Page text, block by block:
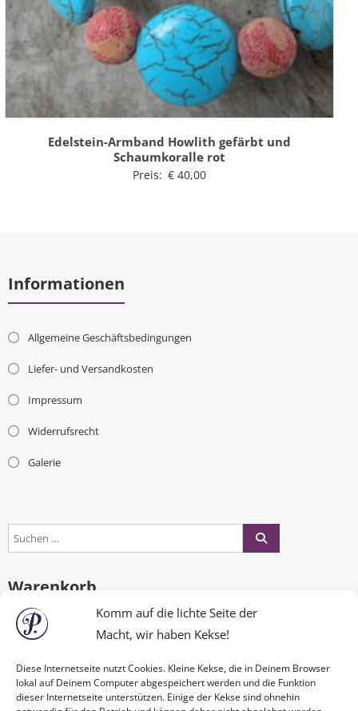
Komm auf die lichte Seite der
Macht, wir haben Kekse!
Diese Internetseite nutzt Cookies. Kleine Kekse, die in Deinem Browser
lokal auf Deinem Computer abgespeichert werden und die Funktion
dieser Internetseite unterstützen. Einige der Kekse sind ohnehin
Edelstein-Armband Howlith gefärbt und
Schaumkoralle rot
Preis: €40,00
Informationen
Allgemeine Geschäftsbedingungen
Liefer- und Versandkosten
Impressum
Widerrufsrecht
Galerie
Warenkorb
Es befinden sich keine Produkte im Warenkorb.